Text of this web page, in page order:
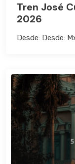
Tren José
2026
Desde: Desde: